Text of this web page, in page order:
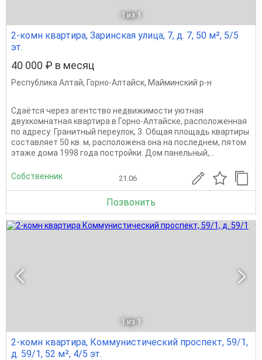
1 из 1
2-комн квартира, Заринская улица, 7, д. 7, 50 м², 5/5
эт.
40 000 ₽ в месяц
Республика Алтай, Горно-Алтайск, Майминский р-н
Сдаётся через агентство недвижимости уютная
двухкомнатная квартира в Горно-Алтайске, расположенная
по адресу: Гранитный переулок, 3. Общая площадь квартиры
составляет 50 кв. м, расположена она на последнем, пятом
этаже дома 1998 года постройки. Дом панельный,...
Собственник 21.06
Позвонить
1 из 1
2-комн квартира, Коммунистический проспект, 59/1,
д. 59/1, 52 м², 4/5 эт.